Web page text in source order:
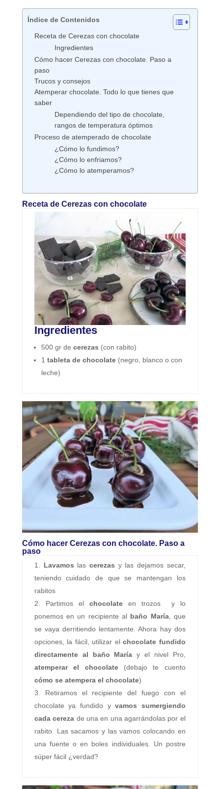
Índice de Contenidos
Receta de Cerezas con chocolate
Ingredientes
Cómo hacer Cerezas con chocolate. Paso a
paso
Trucos y consejos
Atemperar chocolate. Todo lo que tienes que
saber
Dependiendo del tipo de chocolate,
rangos de temperatura óptimos
Proceso de atemperado de chocolate
¿Cómo lo fundimos?
¿Cómo lo enfriamos?
¿Cómo lo atemperamos?
Receta de Cerezas con chocolate
Ingredientes
500 gr de cerezas (con rabito)
1 tableta de chocolate(negro, blanco o con
leche)
Cómo hacer Cerezas con chocolate. Paso a
paso
Lavamos las cerezas y las dejamos secar,
teniendo cuidado de que se mantengan los
rabitos
Partimos el chocolateen trozos y lo
ponemos en un recipiente al baño María, que
se vaya derritiendo lentamente. Ahora hay dos
opciones, la fácil, utilizar elchocolate fundido
directamente al baño María y el nivel Pro,
atemperar el chocolate(debajo te cuento
cómo se atempera el chocolate)
Retiramos el recipiente del fuego con el
chocolate ya fundido yvamos sumergiendo
cada cereza de una en una agarrándolas por el
rabito. Las sacamos y las vamos colocando en
una fuente o en boles individuales. Un postre
súper fácil ¿verdad?